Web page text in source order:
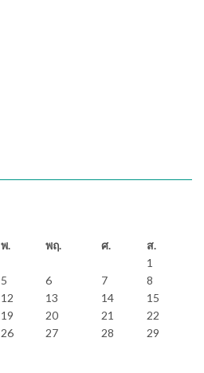
พ. พฤ. ศ.
ส.
1
5 6 7
8
12 13 14
15
19 20 21
22
26 27 28
29